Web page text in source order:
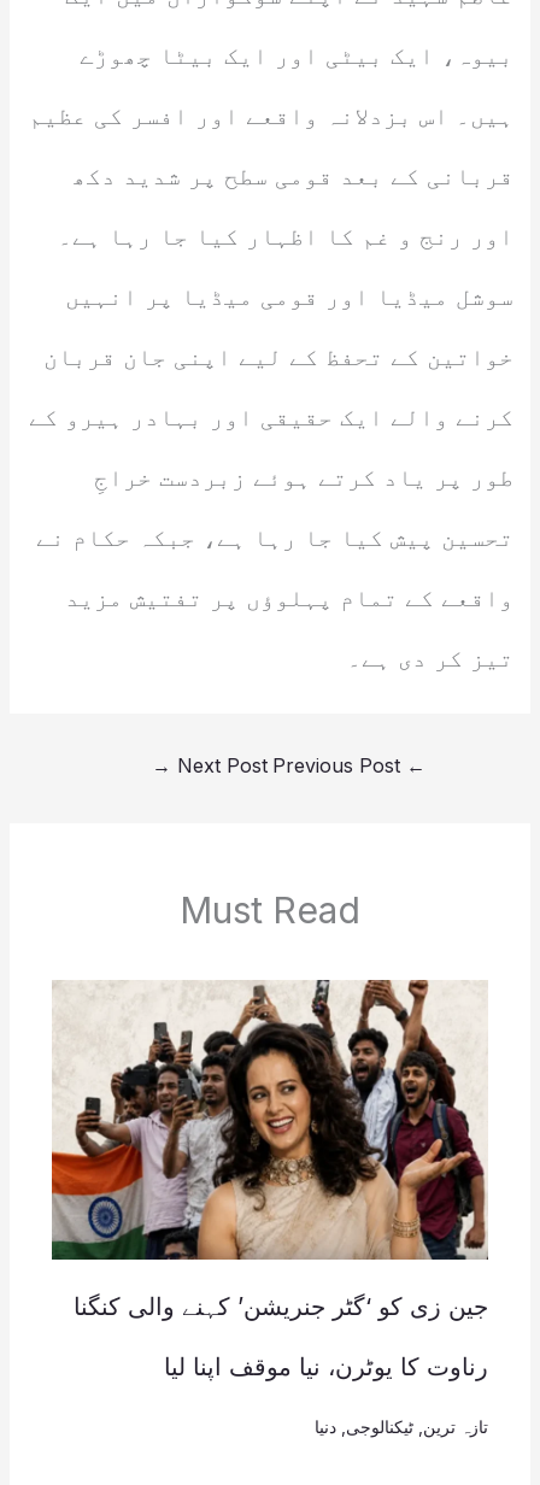
بیوہ، ایک بیٹی اور ایک بیٹا چھوڑے
ہیں۔ اس بزدلانہ واقعے اور افسر کی عظیم
قربانی کے بعد قومی سطح پر شدید دکھ
اور رنج و غم کا اظہار کیا جا رہا ہے۔
سوشل میڈیا اور قومی میڈیا پر انہیں
خواتین کے تحفظ کے لیے اپنی جان قربان
کرنے والے ایک حقیقی اور بہادر ہیرو کے
طور پر یاد کرتے ہوئے زبردست خراجِ
تحسین پیش کیا جا رہا ہے، جبکہ حکام نے
واقعے کے تمام پہلوؤں پر تفتیش مزید
تیز کر دی ہے۔
←
Next Post
→
Must Read
جین زی کو ‘گٹر جنریشن’ کہنے والی کنگنا
رناوت کا یوٹرن، نیا موقف اپنا لیا
تازہ ترین ٹیکنالوجی دنیا